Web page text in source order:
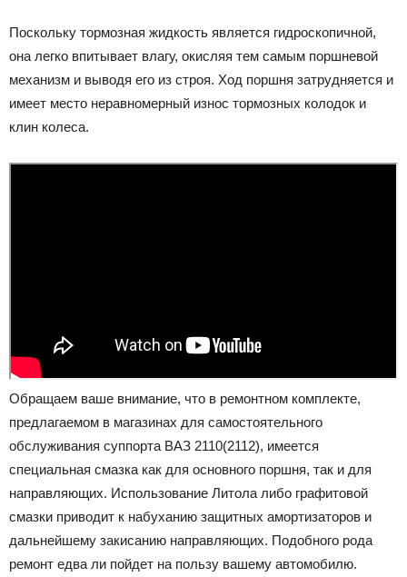
Поскольку тормозная жидкость является гидроскопичной,
она легко впитывает влагу, окисляя тем самым поршневой
механизм и выводя его из строя. Ход поршня затрудняется и
имеет место неравномерный износ тормозных колодок и
клин колеса.
Обращаем ваше внимание, что в ремонтном комплекте,
предлагаемом в магазинах для самостоятельного
обслуживания суппорта ВАЗ 2110(2112), имеется
специальная смазка как для основного поршня, так и для
направляющих. Использование Литола либо графитовой
смазки приводит к набуханию защитных амортизаторов и
дальнейшему закисанию направляющих. Подобного рода
ремонт едва ли пойдет на пользу вашему автомобилю.